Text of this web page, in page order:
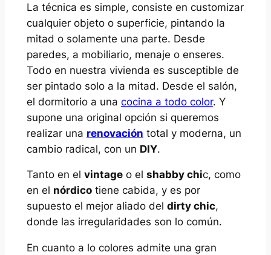
La técnica es simple, consiste en customizar
cualquier objeto o superficie, pintando la
mitad o solamente una parte. Desde
paredes, a mobiliario, menaje o enseres.
Todo en nuestra vivienda es susceptible de
ser pintado solo a la mitad. Desde el salón,
el dormitorio a una cocina a todo color. Y
supone una original opción si queremos
realizar una renovación total y moderna, un
cambio radical, con un DIY.
Tanto en el vintageo el shabby chic, como
en el nórdicotiene cabida, y es por
supuesto el mejor aliado del dirty chic,
donde las irregularidades son lo común.
En cuanto a lo colores admite una gran